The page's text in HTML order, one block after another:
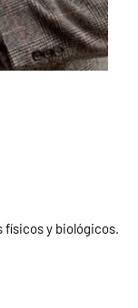
y biológicos.